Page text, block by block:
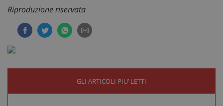
Riproduzione riservata
GLI ARTICOLI PIU’ LETTI